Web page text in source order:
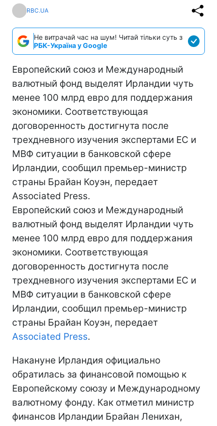
RBC.UA
Не витрачай час на шум! Читай тільки суть з
РБК-Україна у Google
Европейский союз и Международный
валютный фонд выделят Ирландии чуть
менее 100 млрд евро для поддержания
экономики. Соответствующая
договоренность достигнута после
трехдневного изучения экспертами ЕС и
МВФ ситуации в банковской сфере
Ирландии, сообщил премьер-министр
страны Брайан Коуэн, передает
Associated Press.
Европейский союз и Международный
валютный фонд выделят Ирландии чуть
менее 100 млрд евро для поддержания
экономики. Соответствующая
договоренность достигнута после
трехдневного изучения экспертами ЕС и
МВФ ситуации в банковской сфере
Ирландии, сообщил премьер-министр
страны Брайан Коуэн, передает
Associated Press.
Накануне Ирландия официально
обратилась за финансовой помощью к
Европейскому союзу и Международному
валютному фонду. Как отметил министр
финансов Ирландии Брайан Ленихан,